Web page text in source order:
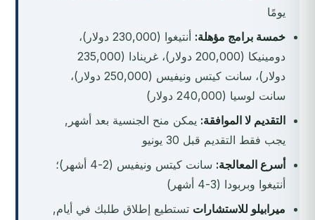
يومًا
خمسة برامج مؤهلة:
أنتيغوا (230,000 دولار)،
دومينيكا (200,000 دولار)، غرينادا (235,000
دولار)، سانت كيتس ونيفيس (250,000 دولار)،
سانت لوسيا (240,000 دولار)
التقديم لا الموافقة: يمكن منح الجنسية بعد أشهر,
يجب فقط التقديم قبل 30 يونيو
أسرع المعالجة:
سانت كيتس ونيفيس (2-4 أشهر)؛
أنتيغوا وبربودا (3-4 أشهر)
ميرابيلو للاستشارات تستطيع إطلاق طلبك في أيام,